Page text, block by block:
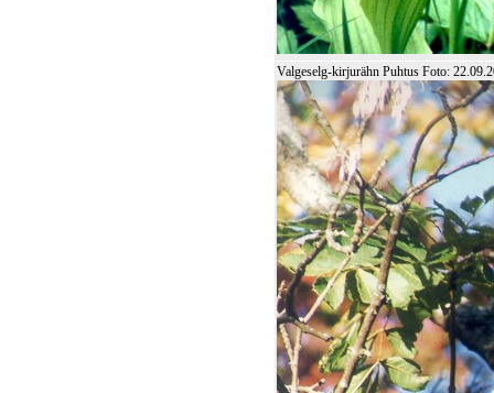
Valgeselg-kirjurähn Puhtus Foto: